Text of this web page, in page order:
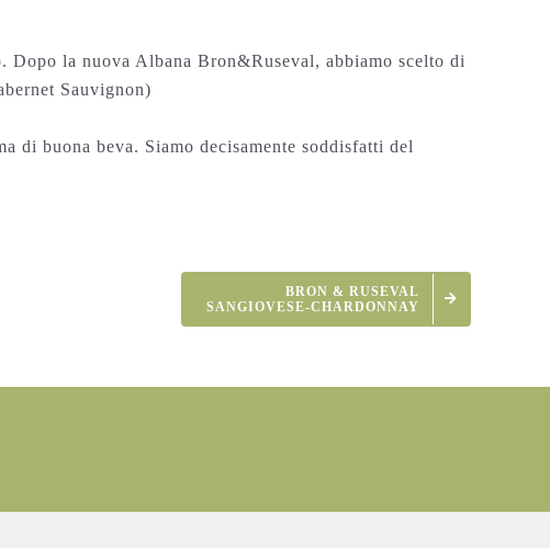
la nuova Albana Bron&Ruseval, abbiamo scelto di
Sauvignon)
buona beva. Siamo decisamente soddisfatti del
BRON & RUSEVAL
SANGIOVESE-CHARDONNAY